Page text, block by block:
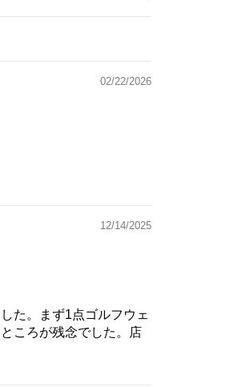
02/22/2026
12/14/2025
た。まず1点ゴルフウェ
ころが残念でした。店